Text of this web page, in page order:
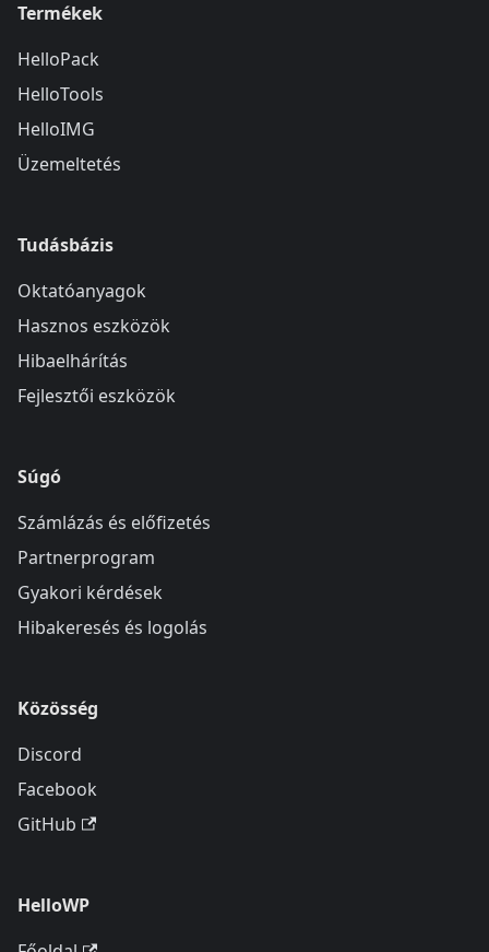
Termékek
HelloPack
HelloTools
HelloIMG
Üzemeltetés
Tudásbázis
Oktatóanyagok
Hasznos eszközök
Hibaelhárítás
Fejlesztői eszközök
Súgó
Számlázás és előfizetés
Partnerprogram
Gyakori kérdések
Hibakeresés és logolás
Közösség
Discord
Facebook
GitHub
HelloWP